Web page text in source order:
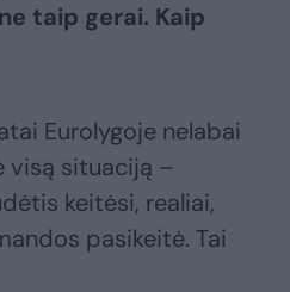
taip gerai. Kaip
Eurolygoje nelabai
visą situaciją –
keitėsi, realiai,
pasikeitė. Tai